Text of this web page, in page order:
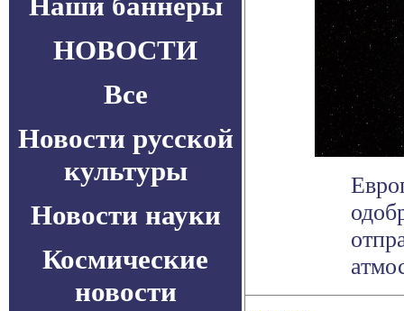
НОВОСТИ
Все
Новости русской
культуры
Новости науки
Космические
новости